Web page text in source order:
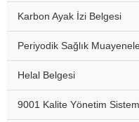
Karbon Ayak İzi Belgesi
Periyodik Sağlık
Helal Belgesi
9001 Kalite Yönetim